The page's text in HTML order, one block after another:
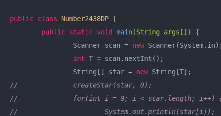
public class Number2438DP {
public static void main(String args[])
{
		Scanner scan =
new
int T = scan.nextInt();
		String[] star =
new
//		createStar(star, 0);
//		for(int i = 0; i < star.length; i++)
//			System.out.println(star[i]);